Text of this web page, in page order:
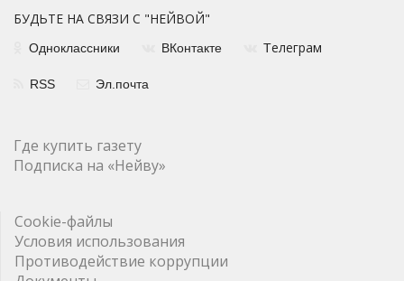
БУДЬТЕ НА СВЯЗИ С "НЕЙВОЙ"
Одноклассники ВКонтакте Телеграм
RSS Эл.почта
Где купить газету
Подписка на «Нейву»
Cookie-файлы
Условия использования
Противодействие коррупции